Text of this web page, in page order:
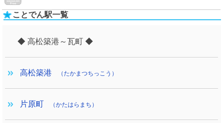
ことでん駅一覧
◆ 高松築港～瓦町 ◆
高松築港 （たかまつちっこう）
片原町 （かたはらまち）